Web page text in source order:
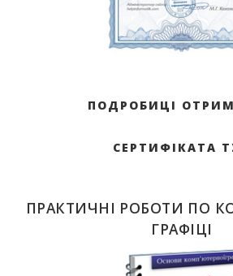
ПОДРОБИЦІ
СЕРТИФІКАТА
ПРАКТИЧНІ РОБОТИ ПО
ГРАФІЦІ